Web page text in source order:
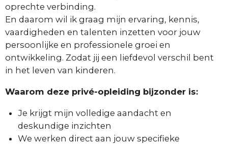
oprechte verbinding.
En daarom wil ik graag mijn ervaring, kennis,
vaardigheden en talenten inzetten voor jouw
persoonlijke en professionele groei en
ontwikkeling. Zodat jij een liefdevol verschil bent
in het leven van kinderen.
Waarom deze privé-opleiding bijzonder is:
Je krijgt mijn volledige aandacht en
deskundige inzichten
We werken direct aan jouw specifieke